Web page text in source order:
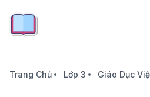
Trang Chủ Lớp 3 Giáo Dục